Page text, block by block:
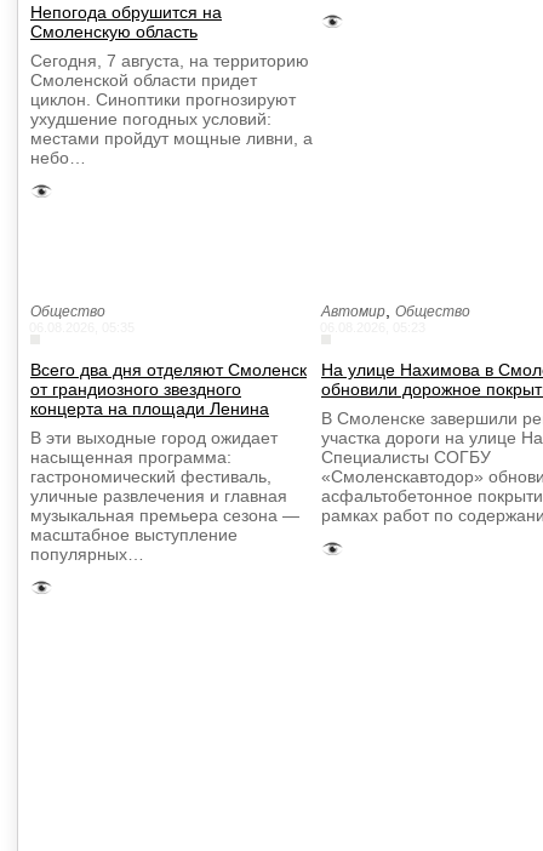
Непогода обрушится на
Смоленскую область
Сегодня, 7 августа, на территорию
Смоленской области придет
циклон. Синоптики прогнозируют
ухудшение погодных условий:
местами пройдут мощные ливни, а
небо…
Общество
Всего два дня отделяют Смоленск
от грандиозного звездного
концерта на площади Ленина
В эти выходные город ожидает
насыщенная программа:
гастрономический фестиваль,
уличные развлечения и главная
музыкальная премьера сезона —
масштабное выступление
популярных…
Автомир Общество
На улице Нахимова в
обновили дорожное
В Смоленске завершили
участка дороги на улице
Специалисты СОГБУ
«Смоленскавтодор»
асфальтобетонное
рамках работ по